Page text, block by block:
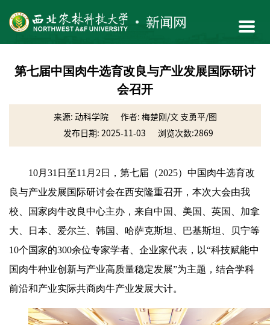
第七届中国肉牛选育改良与产业发展国际研讨
会召开
来源: 动科学院
作者: 梅楚刚/文 支勇平/图
发布日期: 2025-11-03
浏览次数:2869
10月31日至11月2日，第七届（2025）中国肉牛选育改
良与产业发展国际研讨会在西安隆重召开，本次大会由我
校、国家肉牛改良中心主办，来自中国、美国、英国、加拿
大、日本、爱尔兰、韩国、哈萨克斯坦、巴基斯坦、贝宁等
10个国家的300余位专家学者、企业家代表，以“科技赋能中
国肉牛种业创新与产业高质量稳定发展”为主题，结合学科
前沿和产业实际共商肉牛产业发展大计。